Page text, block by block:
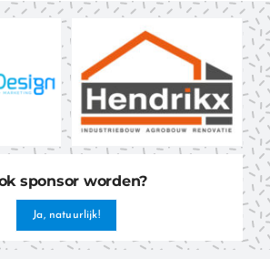
sponsor worden?
Ja, natuurlijk!